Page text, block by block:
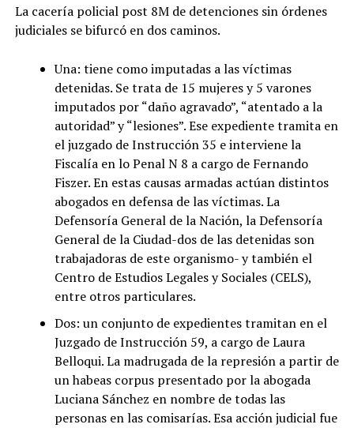
La cacería policial post 8M de detenciones sin órdenes
judiciales se bifurcó en dos caminos.
Una: tiene como imputadas a las víctimas
detenidas. Se trata de 15 mujeres y 5 varones
imputados por “daño agravado”, “atentado a la
autoridad” y “lesiones”. Ese expediente tramita en
el juzgado de Instrucción 35 e interviene la
Fiscalía en lo Penal N 8 a cargo de Fernando
Fiszer. En estas causas armadas actúan distintos
abogados en defensa de las víctimas. La
Defensoría General de la Nación, la Defensoría
General de la Ciudad-dos de las detenidas son
trabajadoras de este organismo- y también el
Centro de Estudios Legales y Sociales (CELS),
entre otros particulares.
Dos: un conjunto de expedientes tramitan en el
Juzgado de Instrucción 59, a cargo de Laura
Belloqui. La madrugada de la represión a partir de
un habeas corpus presentado por la abogada
Luciana Sánchez en nombre de todas las
personas en las comisarías. Esa acción judicial fue